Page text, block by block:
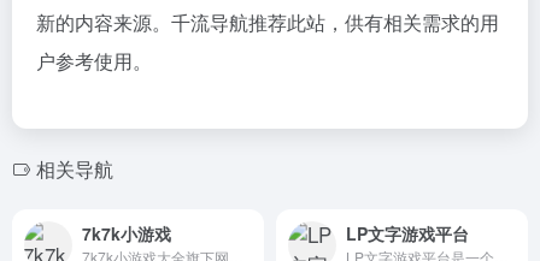
新的内容来源。千流导航推荐此站，供有相关需求的用
户参考使用。
相关导航
7k7k小游戏 LP文字游戏平台